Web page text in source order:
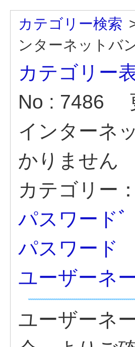
カテゴリー検索
ンターネットバ
カテゴリー
No : 7486
インターネ
かりません
カテゴリー：
パスワードﾞ
パスワード
ユーザーネ
ユーザーネ